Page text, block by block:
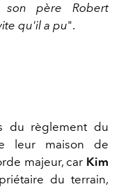
son père Robert
qu'il a pu".
du règlement du
leur maison de
majeur, car Kim
du terrain,